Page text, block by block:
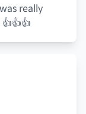
really